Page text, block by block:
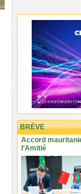
BRÈVE
Accord
l’Amitié